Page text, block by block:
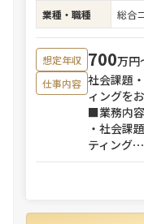
業種・職種
総合
想定年収 700万円
仕事内容 社会課題
ィングを
■業務内容
・社会課
ティング⋯